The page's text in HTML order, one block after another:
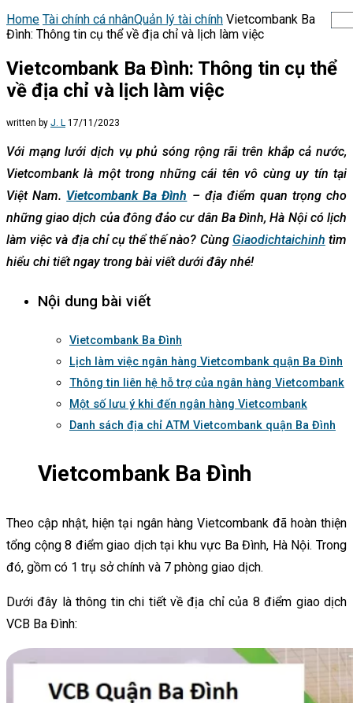
Home Tài chính cá nhânQuản lý tài chính Vietcombank Ba
Đình: Thông tin cụ thể về địa chỉ và lịch làm việc
Vietcombank Ba Đình: Thông tin cụ thể
về địa chỉ và lịch làm việc
written by J. L 17/11/2023
Với mạng lưới dịch vụ phủ sóng rộng rãi trên khắp cả nước,
Vietcombank là một trong những cái tên vô cùng uy tín tại
Việt Nam. Vietcombank Ba Đình – địa điểm quan trọng cho
những giao dịch của đông đảo cư dân Ba Đình, Hà Nội có lịch
làm việc và địa chỉ cụ thể thế nào? Cùng Giaodichtaichinh tìm
hiểu chi tiết ngay trong bài viết dưới đây nhé!
Nội dung bài viết
Vietcombank Ba Đình
Lịch làm việc ngân hàng Vietcombank quận Ba Đình
Thông tin liên hệ hỗ trợ của ngân hàng Vietcombank
Một số lưu ý khi đến ngân hàng Vietcombank
Danh sách địa chỉ ATM Vietcombank quận Ba Đình
Vietcombank Ba Đình
Theo cập nhật, hiện tại ngân hàng Vietcombank đã hoàn thiện
tổng cộng 8 điểm giao dịch tại khu vực Ba Đình, Hà Nội. Trong
đó, gồm có 1 trụ sở chính và 7 phòng giao dịch.
Dưới đây là thông tin chi tiết về địa chỉ của 8 điểm giao dịch
VCB Ba Đình: